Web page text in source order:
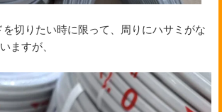
切りたい時に限って、周りにハサミがな
ますが、